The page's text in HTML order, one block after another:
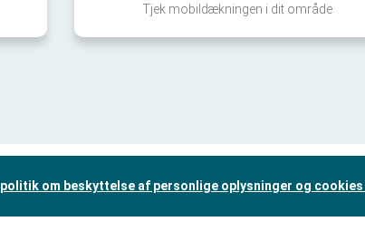
Tjek mobildækningen i dit område
politik om beskyttelse af personlige oplysninger og cookies